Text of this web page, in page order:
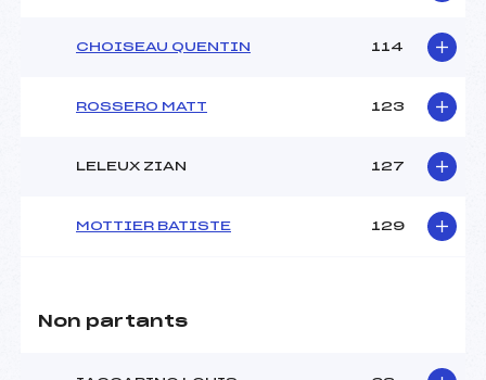
CHOISEAU QUENTIN 114
ROSSERO MATT 123
LELEUX ZIAN 127
MOTTIER BATISTE 129
Non partants